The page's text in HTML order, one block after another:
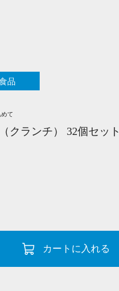
品
て
クランチ） 32個セット
カートに入れる